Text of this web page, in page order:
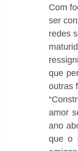
Com
ser
redes
que
outras
amor
ano
que o